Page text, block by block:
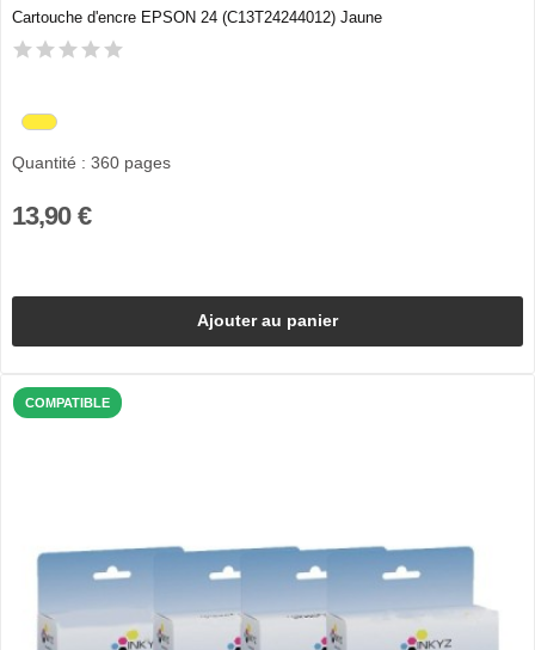
Cartouche d'encre EPSON 24 (C13T24244012) Jaune
Quantité : 360 pages
13,90 €
Ajouter au panier
COMPATIBLE